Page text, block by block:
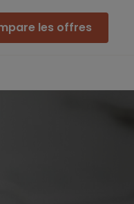
les offres